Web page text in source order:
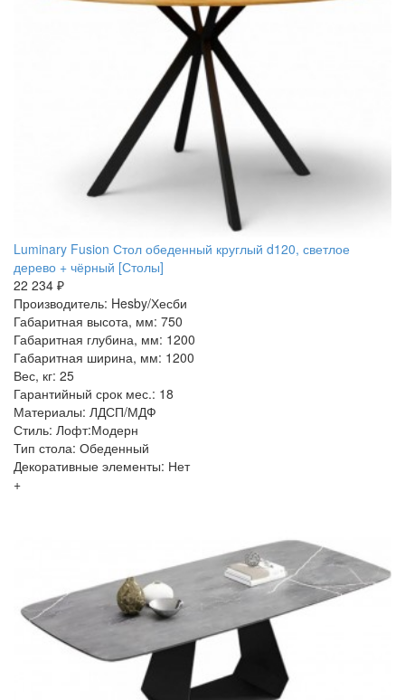
Luminary Fusion Стол обеденный круглый d120, светлое
дерево + чёрный [Столы]
22 234 ₽
Производитель: Hesby/Хесби
Габаритная высота, мм: 750
Габаритная глубина, мм: 1200
Габаритная ширина, мм: 1200
Вес, кг: 25
Гарантийный срок мес.: 18
Материалы: ЛДСП/МДФ
Стиль: Лофт:Модерн
Тип стола: Обеденный
Декоративные элементы: Нет
+